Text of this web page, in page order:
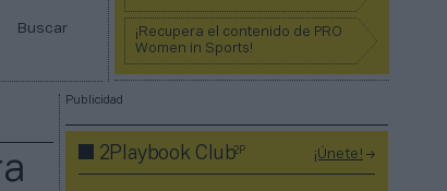
Buscar
¡Recupera el contenido de PRO
Women in Sports!
Publicidad
2Playbook Club2P ¡Únete!